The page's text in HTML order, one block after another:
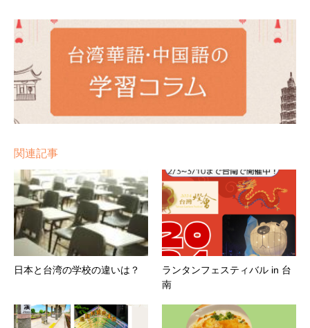
関連記事
日本と台湾の学校の違いは？
ランタンフェスティバル in 台
南